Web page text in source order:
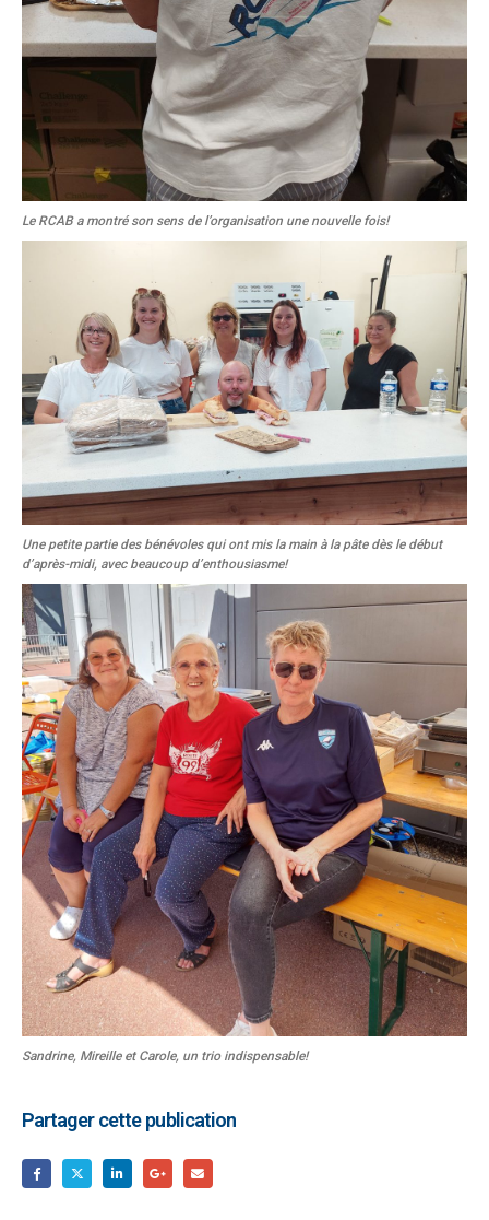
Le RCAB a montré son sens de l’organisation une nouvelle fois!
Une petite partie des bénévoles qui ont mis la main à la pâte dès le début
d’après-midi, avec beaucoup d’enthousiasme!
Sandrine, Mireille et Carole, un trio indispensable!
Partager cette publication